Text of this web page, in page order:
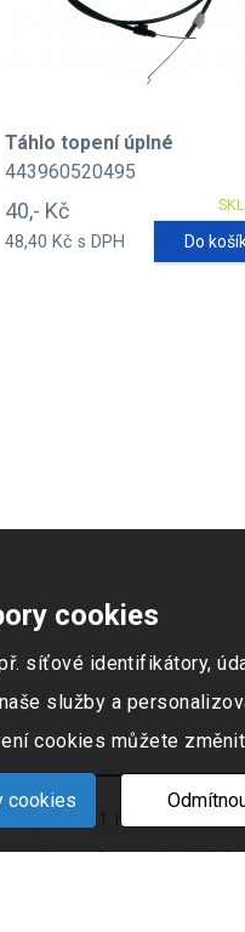
Táhlo topení úplné
443960520495
40,- Kč
48,40 Kč s DPH Do
747 41 Hradec nad
v Ostravě oddíl
cookies
síťové identifikátory,
služby a
cookies můžete změnit
cookies